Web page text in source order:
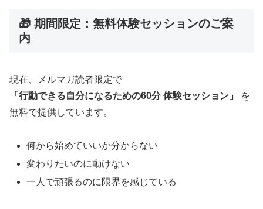
🎁 期間限定：無料体験セッションのご案
内
現在、メルマガ読者限定で
「行動できる自分になるための60分 体験セッション」
を
無料で提供しています。
何から始めていいか分からない
変わりたいのに動けない
一人で頑張るのに限界を感じている